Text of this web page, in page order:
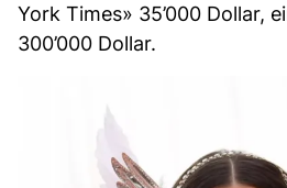
York Times» 35’000 Dollar,
300’000 Dollar.